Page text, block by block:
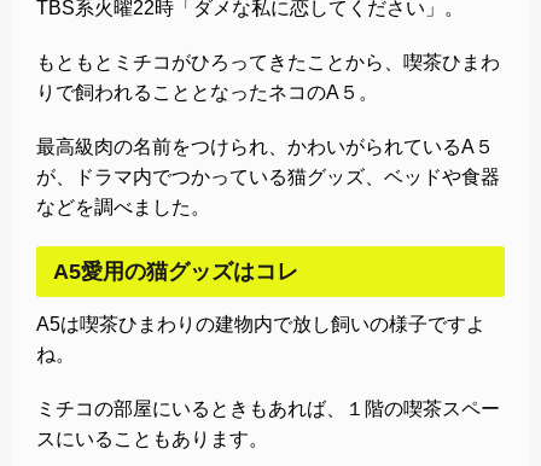
TBS系火曜22時「ダメな私に恋してください」。
もともとミチコがひろってきたことから、喫茶ひまわ
りで飼われることとなったネコのA５。
最高級肉の名前をつけられ、かわいがられているA５
が、ドラマ内でつかっている猫グッズ、ベッドや食器
などを調べました。
A5愛用の猫グッズはコレ
A5は喫茶ひまわりの建物内で放し飼いの様子ですよ
ね。
ミチコの部屋にいるときもあれば、１階の喫茶スペー
スにいることもあります。